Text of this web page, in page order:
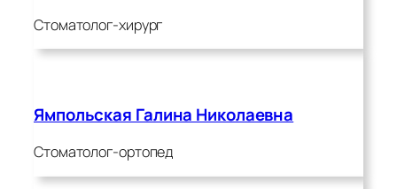
Стоматолог-хирург
Ямпольская Галина Николаевна
Стоматолог-ортопед